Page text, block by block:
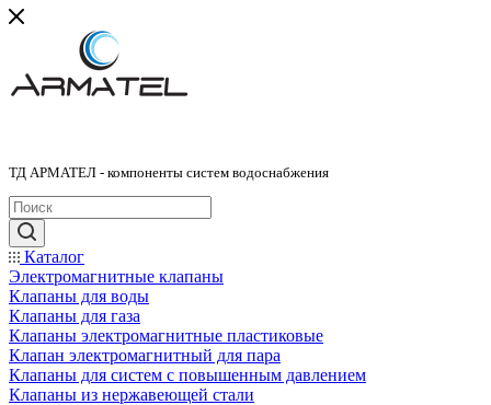
ТД АРМАТЕЛ - компоненты систем водоснабжения
Каталог
Электромагнитные клапаны
Клапаны для воды
Клапаны для газа
Клапаны электромагнитные пластиковые
Клапан электромагнитный для пара
Клапаны для систем с повышенным давлением
Клапаны из нержавеющей стали